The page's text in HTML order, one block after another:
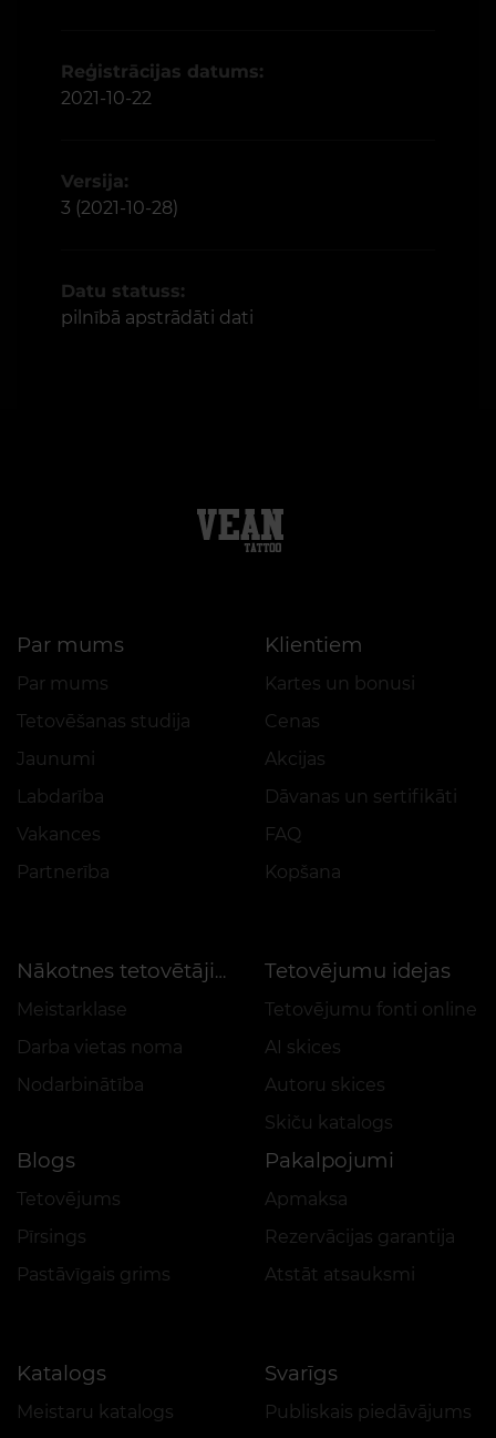
Reģistrācijas datums:
2021-10-22
Versija:
3 (2021-10-28)
Datu statuss:
pilnībā apstrādāti dati
Par mums
Par mums
Tetovēšanas studija
Jaunumi
Labdarība
Vakances
Partnerība
Klientiem
Kartes un bonusi
Cenas
Akcijas
Dāvanas un sertifikāti
FAQ
Kopšana
Nākotnes tetovētājiem
Meistarklase
Darba vietas noma
Nodarbinātība
Tetovējumu idejas
Tetovējumu fonti online
AI skices
Autoru skices
Skiču katalogs
Blogs
Tetovējums
Pīrsings
Pastāvīgais grims
Pakalpojumi
Apmaksa
Rezervācijas garantija
Atstāt atsauksmi
Katalogs
Meistaru katalogs
Svarīgs
Publiskais piedāvājums